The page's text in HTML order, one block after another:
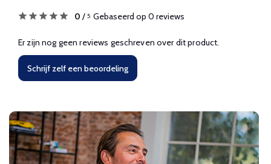
0 / 5 Gebaseerd op 0 reviews
Er zijn nog geen reviews geschreven over dit product.
Schrijf zelf een beoordeling